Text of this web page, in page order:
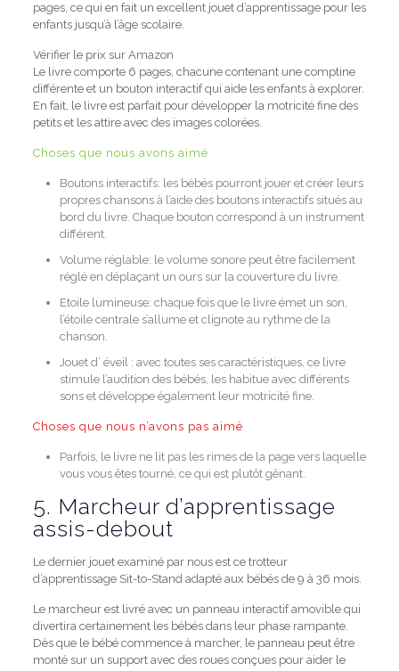
pages, ce qui en fait un excellent jouet d’apprentissage pour les
enfants jusqu’à l’âge scolaire.
Vérifier le prix sur Amazon
Le livre comporte 6 pages, chacune contenant une comptine
différente et un bouton interactif qui aide les enfants à explorer.
En fait, le livre est parfait pour développer la motricité fine des
petits et les attire avec des images colorées.
Choses que nous avons aimé
Boutons interactifs: lesbébés pourront jouer et créer leurs
propres chansons à l’aide des boutons interactifs situés au
bord du livre. Chaque bouton correspond à un instrument
différent.
Volume réglable: le volume sonore peut être facilement
réglé en déplaçant un ours sur la couverture du livre.
Etoile lumineuse: chaque fois que le livre émet un son,
l’étoile centrale s’allume et clignote au rythme de la
chanson.
Jouet d’ éveil : avec toutes ses caractéristiques, ce livre
stimule l’audition des bébés, les habitue avec différents
sons et développe également leur motricité fine.
Choses que nous n’avons pas aimé
Parfois, le livre ne lit pas les rimes de la page vers laquelle
vous vous êtes tourné, ce qui est plutôt gênant.
5. Marcheur d’apprentissage
assis-debout
Le dernier jouet examiné par nous est ce trotteur
d’apprentissage Sit-to-Stand adapté aux bébés de 9 à 36 mois.
Le marcheur est livré avec un panneau interactif amovible qui
divertira certainement les bébés dans leur phase rampante.
Dès que le bébé commence à marcher, le panneau peut être
monté sur un support avec des roues conçues pour aider le